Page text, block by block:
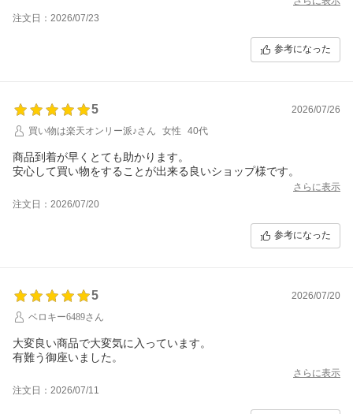
注文日：2026/07/23
参考になった
5
2026/07/26
買い物は楽天オンリー派♪さん
女性 40代
商品到着が早くとても助かります。
安心して買い物をすることが出来る良いショップ様です。
さらに表示
注文日：2026/07/20
参考になった
5
2026/07/20
ベロキー6489さん
大変良い商品で大変気に入っています。
さらに表示
注文日：2026/07/11